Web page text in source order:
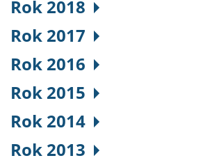
Rok 2018
Rok 2017
Rok 2016
Rok 2015
Rok 2014
Rok 2013